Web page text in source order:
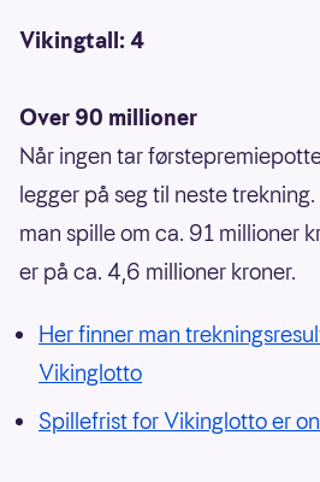
Vikingtall: 4
Over 90 millioner
Når ingen tar
legger på seg til neste
man spille om ca. 91 millioner
er på ca. 4,6 millioner kroner.
Her finner man
Vikinglotto
Spillefrist for Vikinglotto er